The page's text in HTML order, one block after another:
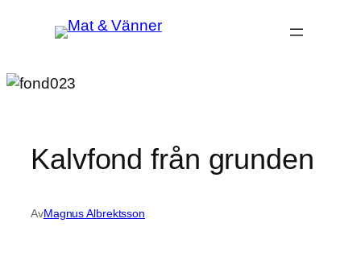
Kalvfond från grunden
AvMagnus Albrektsson